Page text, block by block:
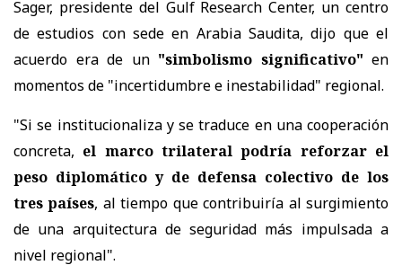
Sager, presidente del Gulf Research Center, un centro
de estudios con sede en Arabia Saudita, dijo que el
acuerdo era de un "simbolismo significativo" en
momentos de "incertidumbre e inestabilidad" regional.
"Si se institucionaliza y se traduce en una cooperación
concreta, el marco trilateral podría reforzar el
peso diplomático y de defensa colectivo de los
tres países, al tiempo que contribuiría al surgimiento
de una arquitectura de seguridad más impulsada a
nivel regional".